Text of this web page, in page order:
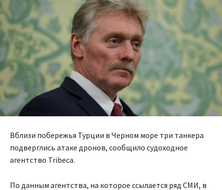
Вблизи побережья Турции в Черном море три танкера
подверглись атаке дронов, сообщило судоходное
агентство Tribeca.
По данным агентства, на которое ссылается ряд СМИ, в